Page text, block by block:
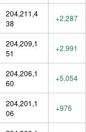
204,211,4
38
+2,287
204,209,1
51
+2,991
204,206,1
60
+5,054
204,201,1
06
+976